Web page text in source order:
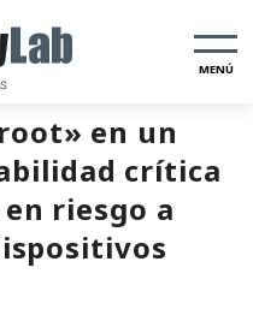
MENÚ
en un
crítica
riesgo a